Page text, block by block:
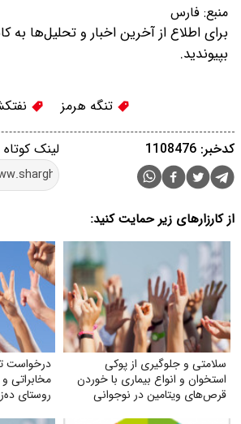
منبع: فارس
برای اطلاع از آخرین اخبار و تحلیل‌ها به
بپیوندید.
تنگه هرمز
لینک کوتاه کدخبر: 1108476
از کارزارهای زیر حمایت کنید:
سلامتی و جلوگیری از پوکی
استخوان و انواع بیماری با خوردن
قرص‌های ویتامین در نوجوانی
درخواست
مخابراتی
روستای